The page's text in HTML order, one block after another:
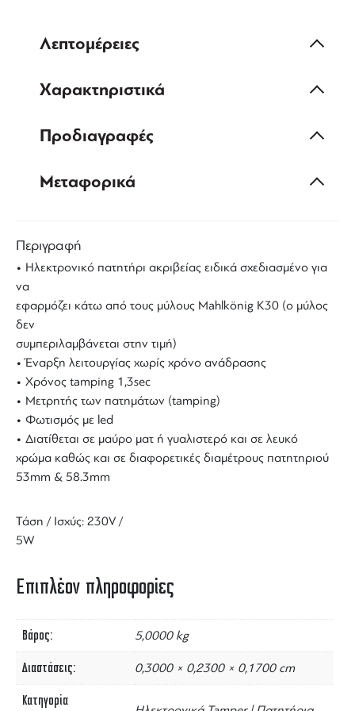
Λεπτομέρειες
Χαρακτηριστικά
Προδιαγραφές
Μεταφορικά
Περιγραφή
• Ηλεκτρονικό πατητήρι ακριβείας ειδικά σχεδιασμένο για
να
εφαρμόζει κάτω από τους μύλους Mahlkönig K30 (ο μύλος
δεν
συμπεριλαμβάνεται στην τιμή)
• Έναρξη λειτουργίας χωρίς χρόνο ανάδρασης
• Χρόνος tamping 1,3sec
• Μετρητής των πατημάτων (tamping)
• Φωτισμός με led
• Διατίθεται σε μαύρο ματ ή γυαλιστερό και σε λευκό
χρώμα καθώς και σε διαφορετικές διαμέτρους πατητηριού
53mm & 58.3mm
Τάση / Ισχύς: 230V /
5W
Επιπλέον πληροφορίες
Βάρος 5,0000 kg
Διαστάσεις 0,3000 × 0,2300 × 0,1700 cm
Κατηγορία